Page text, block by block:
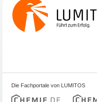
Die Fachportale von LUMITOS